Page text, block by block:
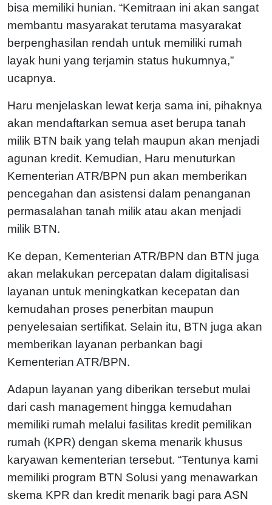
bisa memiliki hunian. “Kemitraan ini akan sangat
membantu masyarakat terutama masyarakat
berpenghasilan rendah untuk memiliki rumah
layak huni yang terjamin status hukumnya,”
ucapnya.
Haru menjelaskan lewat kerja sama ini, pihaknya
akan mendaftarkan semua aset berupa tanah
milik BTN baik yang telah maupun akan menjadi
agunan kredit. Kemudian, Haru menuturkan
Kementerian ATR/BPN pun akan memberikan
pencegahan dan asistensi dalam penanganan
permasalahan tanah milik atau akan menjadi
milik BTN.
Ke depan, Kementerian ATR/BPN dan BTN juga
akan melakukan percepatan dalam digitalisasi
layanan untuk meningkatkan kecepatan dan
kemudahan proses penerbitan maupun
penyelesaian sertifikat. Selain itu, BTN juga akan
memberikan layanan perbankan bagi
Kementerian ATR/BPN.
Adapun layanan yang diberikan tersebut mulai
dari cash management hingga kemudahan
memiliki rumah melalui fasilitas kredit pemilikan
rumah (KPR) dengan skema menarik khusus
karyawan kementerian tersebut. “Tentunya kami
memiliki program BTN Solusi yang menawarkan
skema KPR dan kredit menarik bagi para ASN